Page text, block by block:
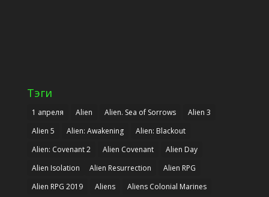
Тэги
1 апреля Alien Alien. Sea of Sorrows
Alien 3
Alien 5
Alien: Awakening
Alien: Blackout
Alien: Covenant 2
Alien Covenant
Alien Day
Alien Isolation
Alien Resurrection
Alien RPG
Alien RPG 2019
Aliens
Aliens Colonial Marines